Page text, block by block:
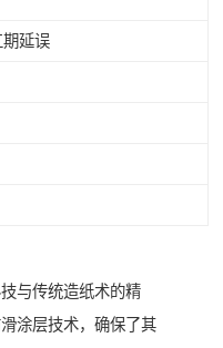
期延误
与传统造纸术的精
涂层技术，确保了其